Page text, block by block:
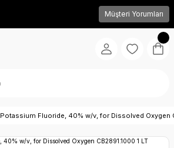
Müşteri Yorumları
Potassium Fluoride, 40% w/v, for Dissolved Oxygen